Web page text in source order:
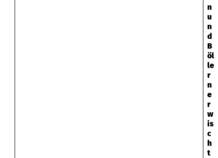
n
u
n
d
B
öl
le
r
n
e
r
w
is
c
h
t